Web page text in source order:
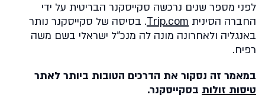
לפני מספר שנים נרכשה סקייסקנר הבריטית על ידי
החברה הסינית Trip.com. בסיסה של סקייסקנר נותר
באנגליה ולאחרונה מונה לה מנכ"ל ישראלי בשם משה
רפיח.
במאמר זה נסקור את הדרכים הטובות ביותר לאתר
טיסות זולות בסקייסקנר.